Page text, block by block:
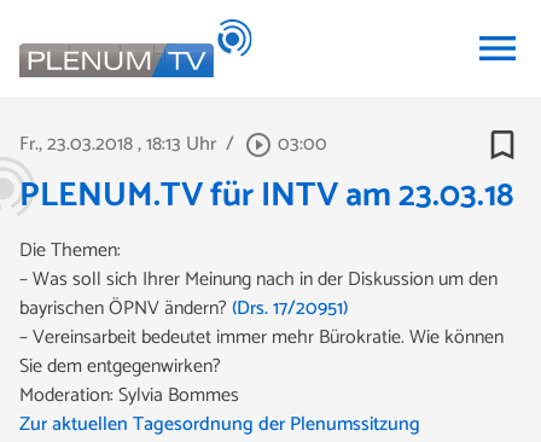
menu
Fr., 23.03.2018, 18:13 Uhr / play_circle_outline 03:00 bookmark_border
PLENUM.TV für INTV am 23.03.18
Die Themen:
– Was soll sich Ihrer Meinung nach in der Diskussion um den
bayrischen ÖPNV ändern?(Drs. 17/20951)
– Vereinsarbeit bedeutet immer mehr Bürokratie. Wie können
Sie dem entgegenwirken?
Moderation: Sylvia Bommes
Zur aktuellen Tagesordnung der Plenumssitzung